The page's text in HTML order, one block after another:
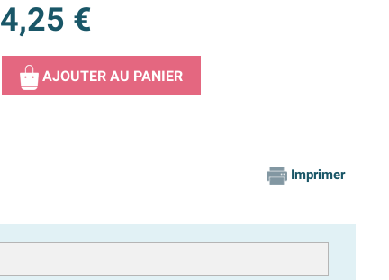
4,25 €
AJOUTER AU PANIER
Imprimer